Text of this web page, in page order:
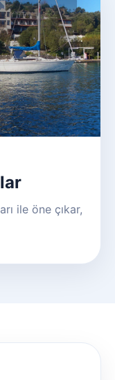
ile öne çıkar,